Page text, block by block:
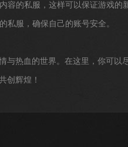
容的私服，这样可以保证游戏的
私服，确保自己的账号安全。
与热血的世界。在这里，你可以
创辉煌！